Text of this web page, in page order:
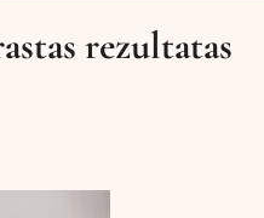
rezultatas